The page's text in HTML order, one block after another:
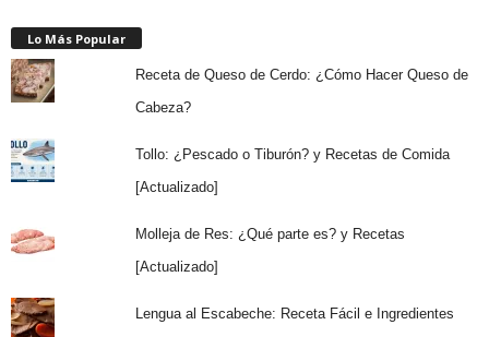
Lo Más Popular
Receta de Queso de Cerdo: ¿Cómo Hacer Queso de
Cabeza?
Tollo: ¿Pescado o Tiburón? y Recetas de Comida
[Actualizado]
Molleja de Res: ¿Qué parte es? y Recetas
[Actualizado]
Lengua al Escabeche: Receta Fácil e Ingredientes